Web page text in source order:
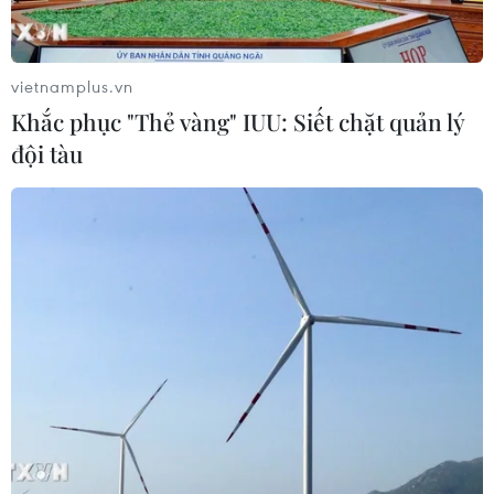
Bộ Y tế : Trên 22% người trưởng
thành thiếu vận động thể lực
31/07/2026 04:10
TP Hồ Chí Minh đồng hành để trẻ
mắc bệnh hiểm nghèo không lỡ cơ
Bé trai 7 tuổi được ghép thận xuyên
Việt từ người hiến chết não
30/07/2026 12:52
vietnamplus.vn
Khắc phục "Thẻ vàng" IUU: Siết chặt quản lý
đội tàu